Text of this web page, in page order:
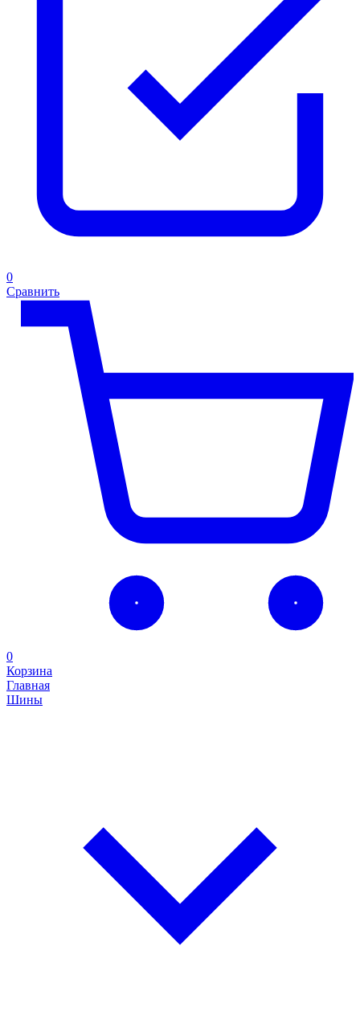
0
Сравнить
0
Корзина
Главная
Шины